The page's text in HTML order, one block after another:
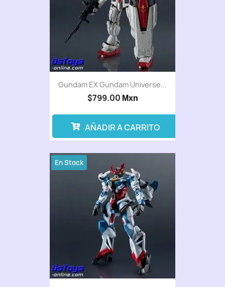
Gundam EX Gundam Universe...
$799.00 Mxn
AÑADIR A CARRITO
En Stock